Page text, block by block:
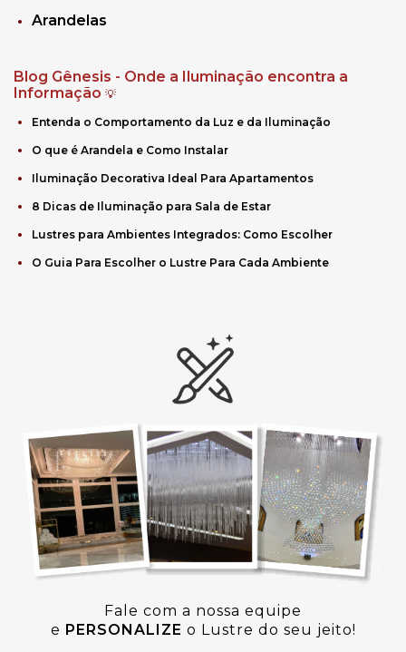
Arandelas
Blog Gênesis - Onde a Iluminação encontra a
Informação 💡
Entenda o Comportamento da Luz e da Iluminação
O que é Arandela e Como Instalar
Iluminação Decorativa Ideal Para Apartamentos
8 Dicas de Iluminação para Sala de Estar
Lustres para Ambientes Integrados: Como Escolher
O Guia Para Escolher o Lustre Para Cada Ambiente
Fale com a nossa equipe
e PERSONALIZE o Lustre do seu jeito!